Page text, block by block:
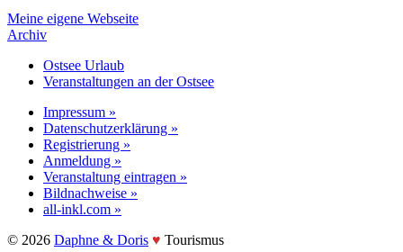
Meine eigene Webseite
Archiv
Ostsee Urlaub
Veranstaltungen an der Ostsee
Impressum »
Datenschutzerklärung »
Registrierung »
Anmeldung »
Veranstaltung eintragen »
Bildnachweise »
all-inkl.com »
©️ 2026 Daphne & Doris ♥️ Tourismus